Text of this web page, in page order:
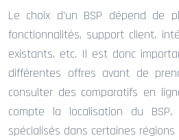
Le choix d’un BSP dépend de
fonctionnalités, support client,
existants, etc. Il est donc
différentes offres avant de
consulter des comparatifs en
compte la localisation du
spécialisés dans certaines régions